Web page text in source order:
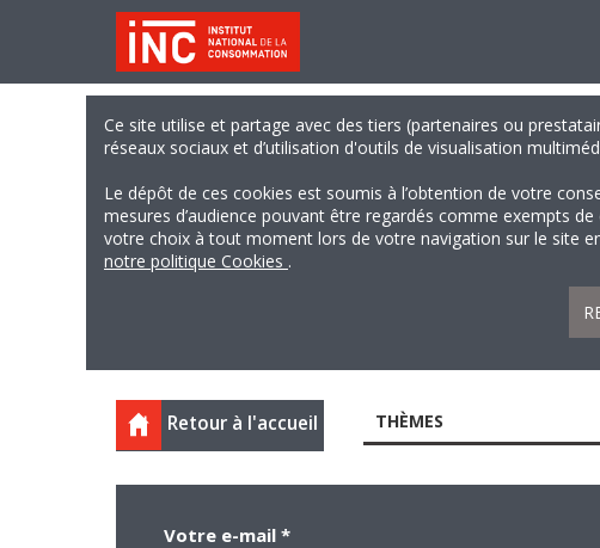
Ce site utilise et partage avec des tiers (partenaires ou
réseaux sociaux et d’utilisation d'outils de visualisation
Le dépôt de ces cookies est soumis à l’obtention de votre
mesures d’audience pouvant être regardés comme exempts
votre choix à tout moment lors de votre navigation sur le site
notre politique Cookies .
Retour à l'accueil THÈMES
Votre e-mail *